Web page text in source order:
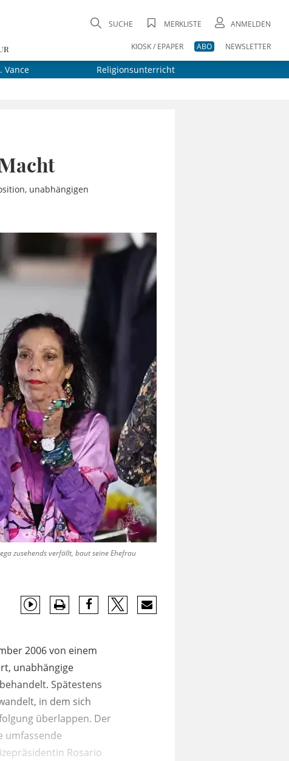
SUCHE MERKLISTE ANMELDEN
KIOSK / EPAPER ABO NEWSLETTER
Vance Religionsunterricht
unabhängigen
zusehends verfällt, baut seine Ehefrau
2006 von einem
unabhängige
Spätestens
in dem sich
überlappen. Der
umfassende
Rosario